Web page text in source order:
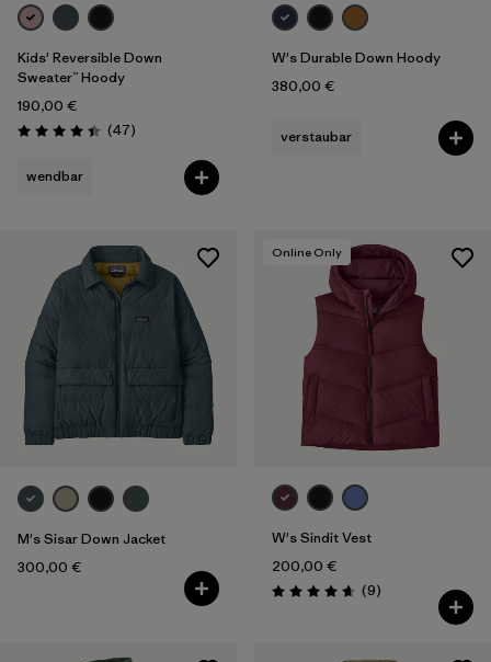
Kids' Reversible Down
Sweater™ Hoody
190,00 €
Bewertung: 4.4 / 5
(47Rezensionen
)
wendbar
W's Durable Down Hoody
380,00 €
verstaubar
M's Sisar Down Jacket
300,00 €
Online Only
W's Sindit Vest
200,00 €
Bewertung: 4.7 / 5
(9Rezensionen
)